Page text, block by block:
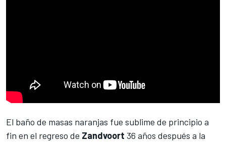
El baño de masas naranjas fue sublime de principio a
fin en el regreso de Zandvoort 36 años después a la